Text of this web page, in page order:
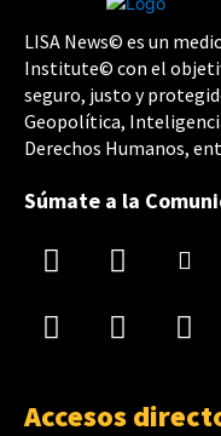
LISA News© es un
Institute© con el
seguro, justo y
Geopolítica,
Derechos Humanos,
Súmate a la
Accesos